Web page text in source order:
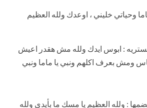
وحياتي خليني ، اوعدك ولله العظيم
: ابوس ايدك ولله مش هقدر اعيش
ومش بعرف اكلهم ونبي يا ماما ونبي
: ولله العظيم يا مسك ما بأيدي ولله